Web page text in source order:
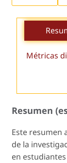
Métricas
Resumen
Este resumen
de la
en